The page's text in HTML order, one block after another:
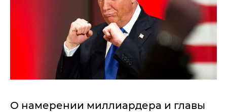
О намерении миллиардера и главы